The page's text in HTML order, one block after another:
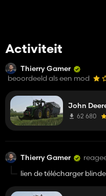
Activiteit
Thierry Gamer
beoordeeld als een mod
John
62 680
Thierry Gamer
lien de télécharger